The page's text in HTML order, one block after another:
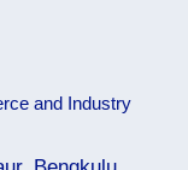
and Industry